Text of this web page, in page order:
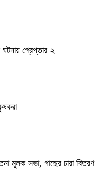
ঘটনায় গ্রেপ্তার ২
মূলক সভা, গাছের চারা বিতরণ